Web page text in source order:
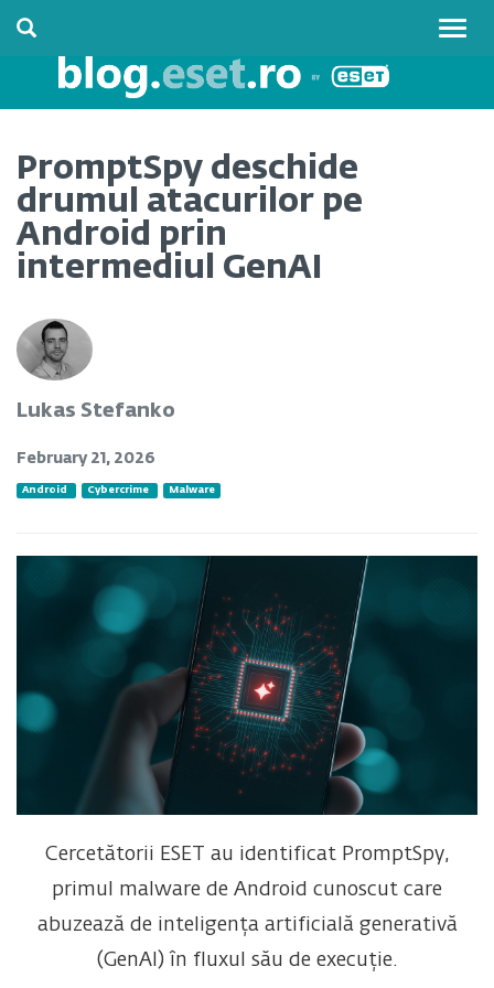
PromptSpy deschide
drumul atacurilor pe
Android prin
intermediul GenAI
Lukas Stefanko
February 21, 2026
Android Cybercrime Malware
Cercetătorii ESET au identificat PromptSpy,
primul malware de Android cunoscut care
abuzează de inteligența artificială generativă
(GenAI) în fluxul său de execuție.